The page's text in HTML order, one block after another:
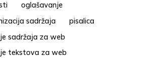
oglašavanje
sadržaja
pisalica
sadržaja za web
tekstova za web